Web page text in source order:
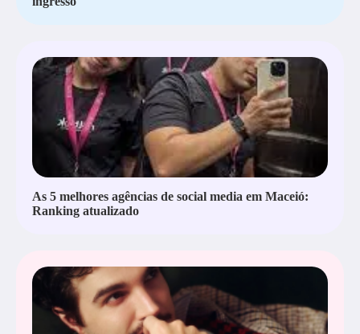
As 5 melhores agências de social media em Maceió:
Ranking atualizado